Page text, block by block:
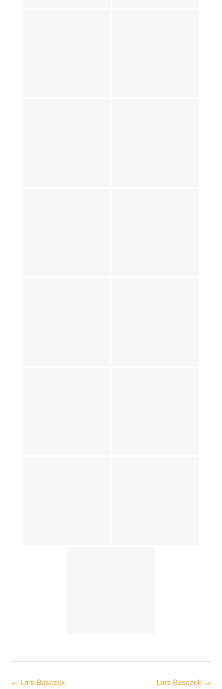
Post Lars Basczok →
← Lars Basczok